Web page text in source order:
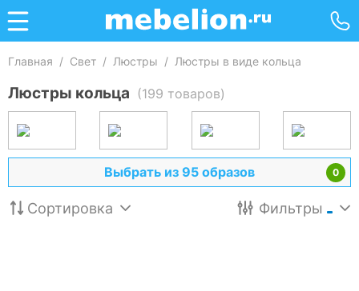
Главная / Свет / Люстры / Люстры в виде кольца
Люстры кольца (199 товаров)
0
Выбрать из 95 образов
Сортировка Фильтры